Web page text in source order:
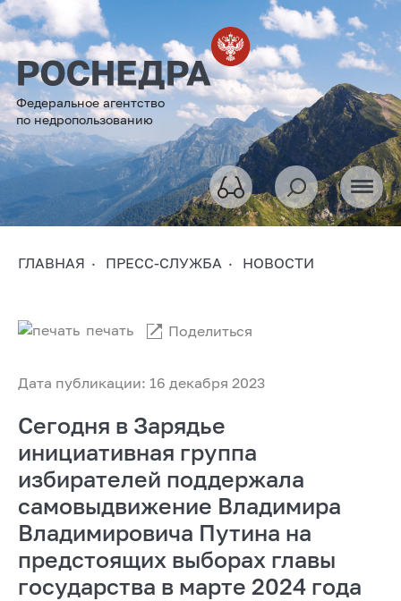
Федеральное агентство
по недропользованию
ГЛАВНАЯ ПРЕСС-СЛУЖБА НОВОСТИ
Дата публикации: 16 декабря 2023
печать Поделиться
Сегодня в Зарядье
инициативная группа
избирателей поддержала
самовыдвижение Владимира
Владимировича Путина на
предстоящих выборах главы
государства в марте 2024 года